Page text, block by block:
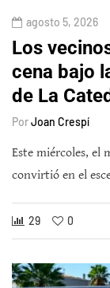
agosto 5, 2026
Los
cena bajo
de La
PorJoan Crespí
Este miércoles, el
convirtió en el
29 0